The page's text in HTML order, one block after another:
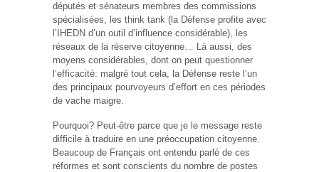
députés et sénateurs membres des commissions
spécialisées, les think tank (la Défense profite avec
l’IHEDN d’un outil d’influence considérable), les
réseaux de la réserve citoyenne… Là aussi, des
moyens considérables, dont on peut questionner
l’efficacité: malgré tout cela, la Défense reste l’un
des principaux pourvoyeurs d’effort en ces périodes
de vache maigre.
Pourquoi? Peut-être parce que je le message reste
difficile à traduire en une préoccupation citoyenne.
Beaucoup de Français ont entendu parlé de ces
réformes et sont conscients du nombre de postes